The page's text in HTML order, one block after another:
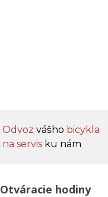
Odvoz vášho bicykla
na servis ku nám
Otváracie hodiny